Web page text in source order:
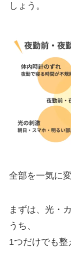
しょう。
全部を一気に
まずは、光・
うち、
1つだけでも整